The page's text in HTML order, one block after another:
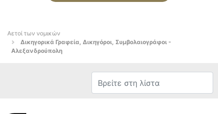
Αετοί των νομικών
Δικηγορικά Γραφεία, Δικηγόροι, Συμβολαιογράφοι -
Αλεξανδρούπολη